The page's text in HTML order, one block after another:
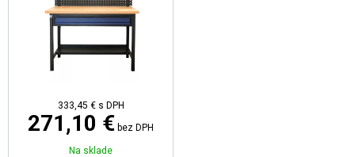
333,45 € s DPH
271,10 € bez DPH
Na sklade